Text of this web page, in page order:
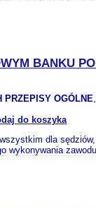
BANKU
PRZEPISY OGÓLNE
do koszyka
dla
wykonywania